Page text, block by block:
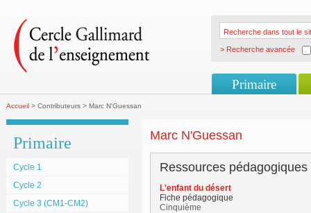
> Recherche avancée
Primaire
Accueil > Contributeurs > Marc N'Guessan
Primaire
Cycle 1
Cycle 2
Cycle 3 (CM1-CM2)
Marc N'Guessan
Ressources pédagogiques
L'enfant du désert
Fiche pédagogique
Cinquième